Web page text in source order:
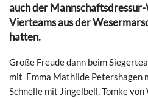
auch der
Vierteams aus der
hatten.
Große Freude dann beim
mit Emma Mathilde Petershagen
Schnelle mit Jingelbell, Tomke